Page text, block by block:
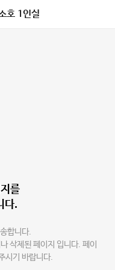
호 1인실
를
다.
합니다.
삭제된 페이지 입니다. 페이
시기 바랍니다.